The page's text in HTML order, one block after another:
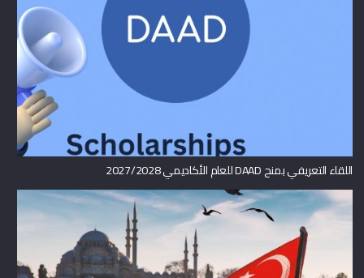
اللقاء التعريفي بمنح DAAD للعام الأكاديمي 2027/2028